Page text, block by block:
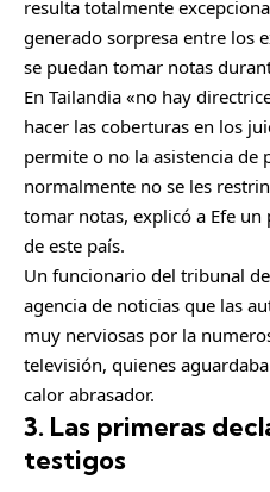
m
p
a
r
t
i
r
resulta totalmente
generado sorpresa entre los
se puedan tomar notas
En Tailandia «no hay
hacer las coberturas en los
permite o no la asistencia de
normalmente no se les
tomar notas, explicó a Efe
de este país.
Un funcionario del tribunal
agencia de noticias que las
muy nerviosas por la
televisión, quienes
calor abrasador.
3. Las primeras
testigos